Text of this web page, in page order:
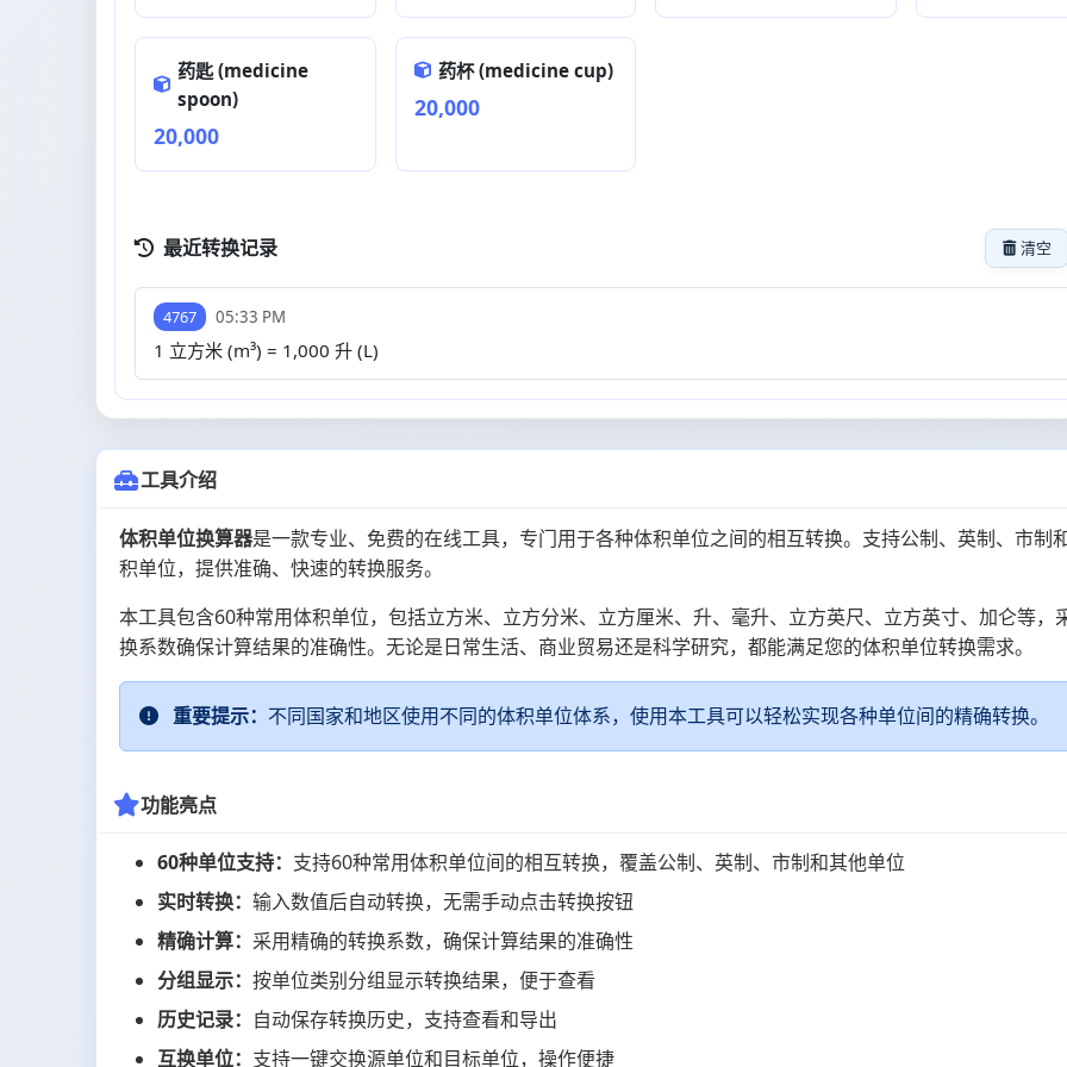
药匙 (medicine
spoon)
20,000
药杯 (medicine cup)
20,000
最近转换记录 清空
4767 05:33 PM
1 立方米 (m³) = 1,000 升 (L)
工具介绍
体积单位换算器是一款专业、免费的在线工具，专门用于各种体积单位之间的相互转换。支持公制、英制、市制
积单位，提供准确、快速的转换服务。
本工具包含60种常用体积单位，包括立方米、立方分米、立方厘米、升、毫升、立方英尺、立方英寸、加仑等，
换系数确保计算结果的准确性。无论是日常生活、商业贸易还是科学研究，都能满足您的体积单位转换需求。
重要提示： 不同国家和地区使用不同的体积单位体系，使用本工具可以轻松实现各种单位间的精确转换。
功能亮点
60种单位支持： 支持60种常用体积单位间的相互转换，覆盖公制、英制、市制和其他单位
实时转换：输入数值后自动转换，无需手动点击转换按钮
精确计算： 采用精确的转换系数，确保计算结果的准确性
分组显示：按单位类别分组显示转换结果，便于查看
历史记录： 自动保存转换历史，支持查看和导出
互换单位： 支持一键交换源单位和目标单位，操作便捷